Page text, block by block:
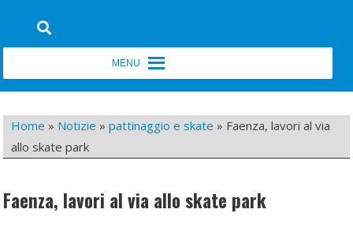
Sport&Impianti
Home » Notizie »pattinaggio e skate » Faenza, lavori al via
allo skate park
Faenza, lavori al via allo skate park